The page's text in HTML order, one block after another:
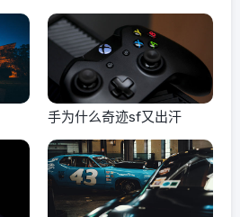
手为什么奇迹sf又出汗